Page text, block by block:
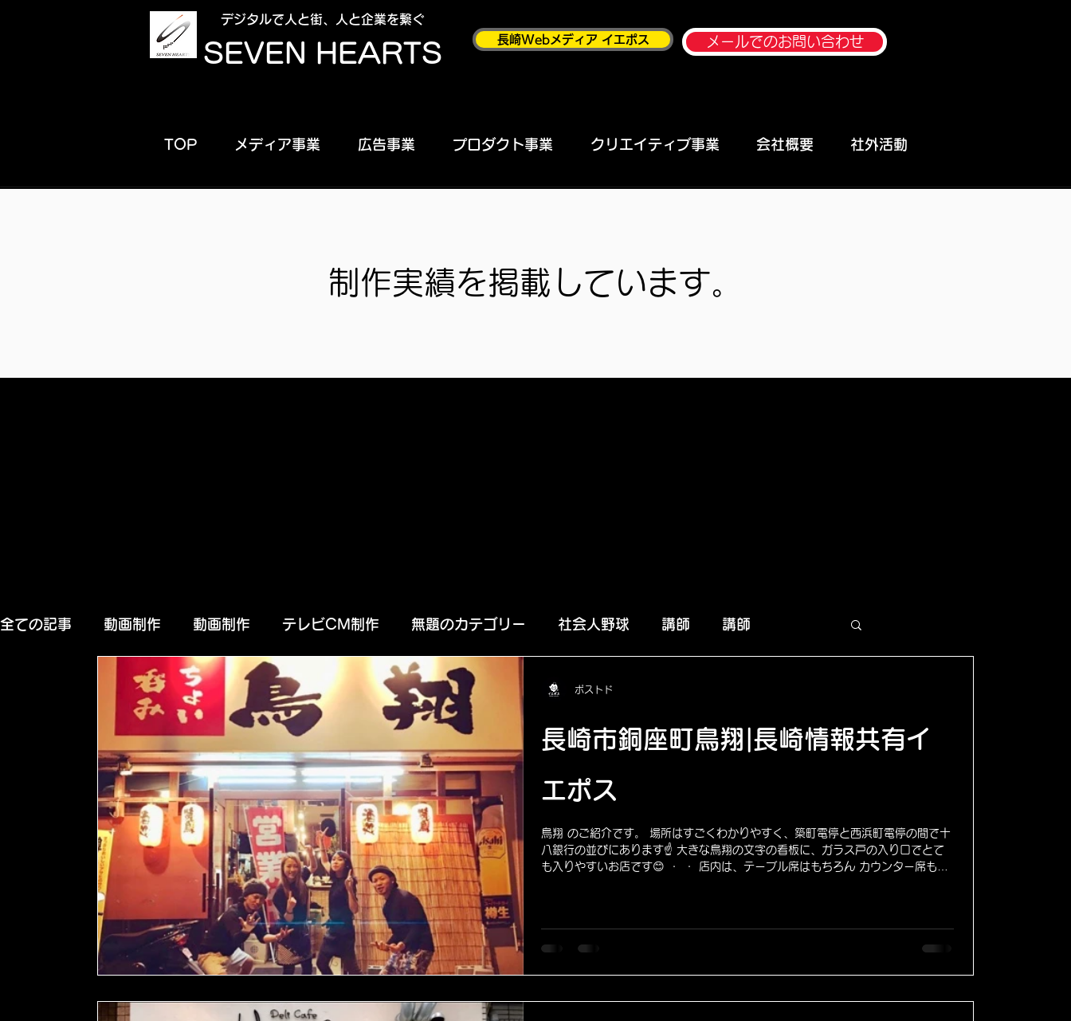
​SEVEN HEARTS
​デジタルで人と街、人と企業を繋ぐ
長崎Webメディア イエポス メールでのお問い合わせ
TOP メディア事業 広告事業 プロダクト事業 クリエイティブ事業 会社概要 社外活動
制作実績を掲載しています。
全ての記事 動画制作 動画制作 テレビCM制作 無題のカテゴリー 社会人野球 講師 講師
長崎WEBメディア イエポス デザイン タカシマホールディングス 木材 引越し
集まり 映像制作 ドローン撮影 取材 Youtube撮影長崎市銅座町鳥翔|長崎情報共有イ
エポス
鳥翔 のご紹介です。 場所はすごくわかりやすく、築町電停と西浜町電停の間で十
八銀行の並びにあります☝️ 大きな鳥翔の文字の看板に、ガラス戸の入り口でとて
も入りやすいお店です😊 ・ ・ 店内は、テーブル席はもちろん カウンター席もあ
ポストド